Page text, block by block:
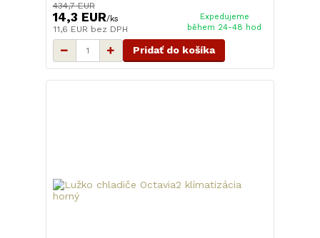
434,7 EUR
14,3 EUR/ks
11,6 EUR bez DPH
Expedujeme
během 24-48 hod
Pridať do košíka